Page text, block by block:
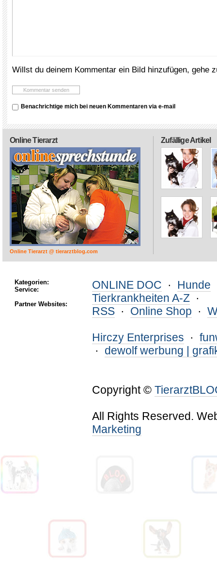
Willst du deinem Kommentar ein Bild hinzufügen, gehe
Benachrichtige mich bei neuen Kommentaren via e-mail
Zufällige Artikel
Online Tierarzt
Online Tierarzt @ tierarztblog.com
Kategorien:
Service:
Partner Websites:
ONLINE DOC · Hunde
Tierkrankheiten A-Z ·
RSS · Online Shop ·
Hirczy Enterprises ·
· dewolf werbung |
Copyright ©
All Rights Reserved.
Marketing